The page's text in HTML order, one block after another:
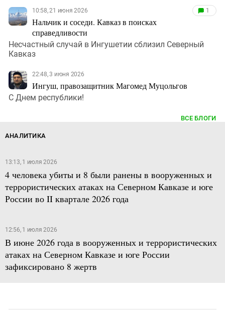
10:58, 21 июня 2026
Нальчик и соседи. Кавказ в поисках
справедливости
1
Несчастный случай в Ингушетии сблизил Северный
Кавказ
22:48, 3 июня 2026
Ингуш, правозащитник Магомед Муцольгов
С Днем республики!
ВСЕ БЛОГИ
АНАЛИТИКА
13:13, 1 июля 2026
4 человека убиты и 8 были ранены в вооруженных и
террористических атаках на Северном Кавказе и юге
России во II квартале 2026 года
12:56, 1 июля 2026
В июне 2026 года в вооруженных и террористических
атаках на Северном Кавказе и юге России
зафиксировано 8 жертв